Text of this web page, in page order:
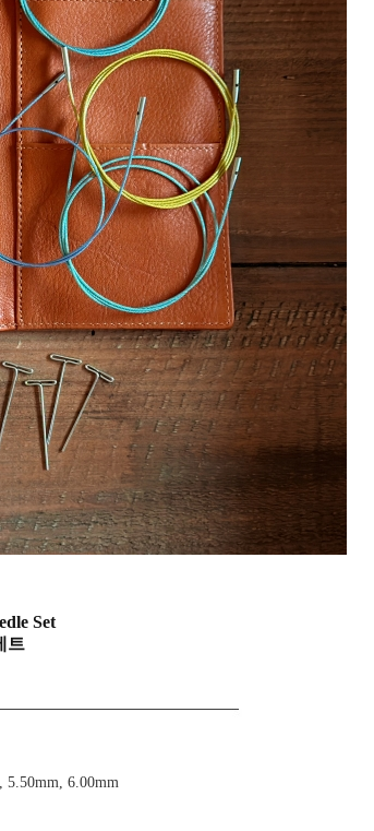
Set
트
5.50mm, 6.00mm